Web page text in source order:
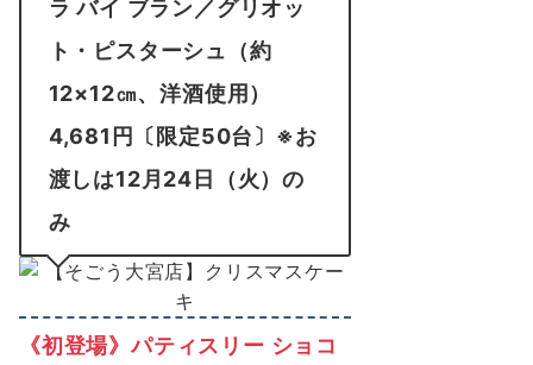
ラ バイ ブラン／グリオッ
ト・ピスターシュ（約
12×12㎝、洋酒使用）
4,681円〔限定50台〕※お
渡しは12月24日（火）の
み
《初登場》パティスリー ショコ